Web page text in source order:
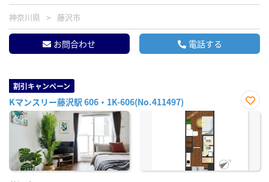
神奈川県 藤沢市
お問合わせ 電話する
割引キャンペーン
Kマンスリー藤沢駅 606・1K-606(No.411497)
お気